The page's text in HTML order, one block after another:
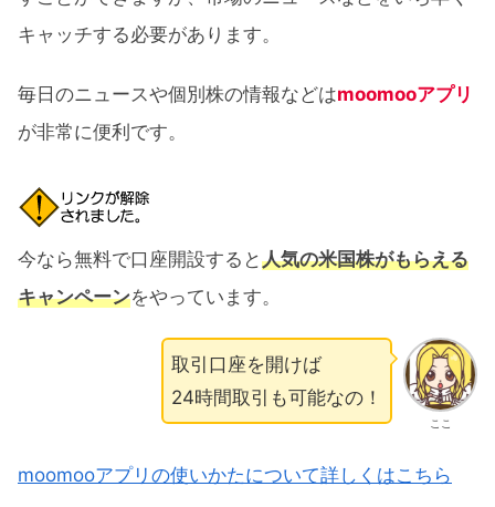
キャッチする必要があります。
毎日のニュースや個別株の情報などはmoomooアプリ
が非常に便利です。
今なら無料で口座開設すると人気の米国株がもらえる
キャンペーンをやっています。
ここ
取引口座を開けば
24時間取引も可能なの！
moomooアプリの使いかたについて詳しくはこちら